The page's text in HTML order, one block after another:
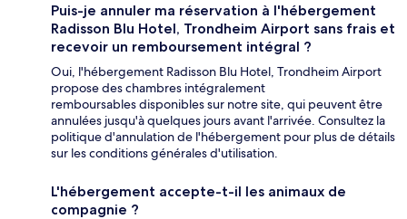
Puis-je annuler ma réservation à l'hébergement
Radisson Blu Hotel, Trondheim Airport sans frais et
recevoir un remboursement intégral ?
Oui, l'hébergement Radisson Blu Hotel, Trondheim Airport
propose des chambres intégralement
remboursables disponibles sur notre site, qui peuvent être
annulées jusqu'à quelques jours avant l'arrivée. Consultez la
politique d'annulation de l'hébergement pour plus de détails
sur les conditions générales d'utilisation.
L'hébergement accepte-t-il les animaux de
compagnie ?